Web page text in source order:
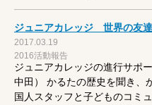
ジュニアカレッジ 世界の友
2017.03.19
2016活動報告
ジュニアカレッジの進行サポ
中田） かるたの歴史を聞き、
国人スタッフと子どものコミ